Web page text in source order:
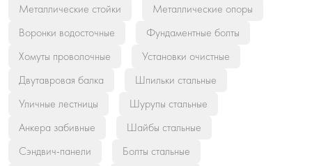
Металлические стойки
Металлические опоры
Воронки водосточные
Фундаментные болты
Хомуты проволочные
Установки очистные
Двутавровая балка
Шпильки стальные
Уличные лестницы
Шурупы стальные
Анкера забивные
Шайбы стальные
Сэндвич-панели
Болты стальные